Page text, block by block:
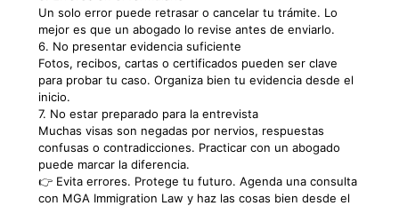
Un solo error puede retrasar o cancelar tu trámite. Lo
mejor es que un abogado lo revise antes de enviarlo.
6. No presentar evidencia suficiente
Fotos, recibos, cartas o certificados pueden ser clave
para probar tu caso. Organiza bien tu evidencia desde el
inicio.
7. No estar preparado para la entrevista
Muchas visas son negadas por nervios, respuestas
confusas o contradicciones. Practicar con un abogado
puede marcar la diferencia.
👉 Evita errores. Protege tu futuro. Agenda una consulta
con MGA Immigration Law y haz las cosas bien desde el